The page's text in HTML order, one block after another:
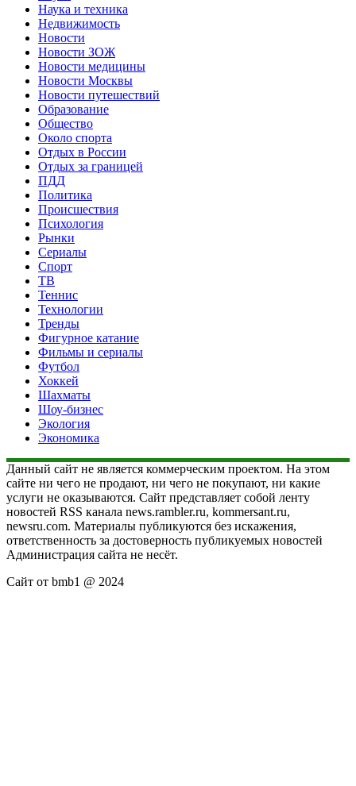
Наука и техника
Недвижимость
Новости
Новости ЗОЖ
Новости медицины
Новости Москвы
Новости путешествий
Образование
Общество
Около спорта
Отдых в России
Отдых за границей
ПДД
Политика
Происшествия
Психология
Рынки
Сериалы
Спорт
ТВ
Теннис
Технологии
Тренды
Фигурное катание
Фильмы и сериалы
Футбол
Хоккей
Шахматы
Шоу-бизнес
Экология
Экономика
Данный сайт не является коммерческим проектом. На этом
сайте ни чего не продают, ни чего не покупают, ни какие
услуги не оказываются. Сайт представляет собой ленту
новостей RSS канала news.rambler.ru, kommersant.ru,
newsru.com. Материалы публикуются без искажения,
ответственность за достоверность публикуемых новостей
Администрация сайта не несёт.
Сайт от bmb1 @ 2024